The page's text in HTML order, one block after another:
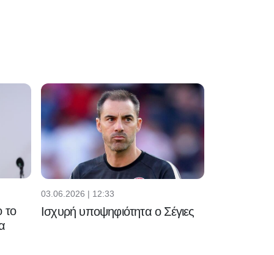
το
03.06.2026 | 12:33
Ισχυρή υποψηφιότητα ο Σέγιες